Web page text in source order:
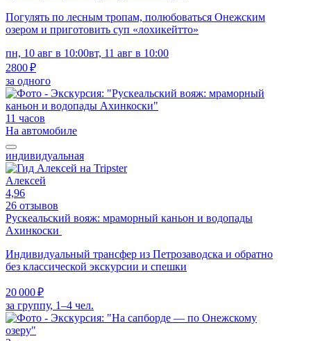
Погулять по лесным тропам, полюбоваться Онежским
озером и приготовить суп «лохикейтто»
пн, 10 авг в 10:00вт, 11 авг в 10:00
2800 ₽
за одного
11 часов
На автомобиле
индивидуальная
Алексей
4,96
26 отзывов
Рускеальский вояж: мраморный каньон и водопады
Ахинкоски
Индивидуальный трансфер из Петрозаводска и обратно
без классической экскурсии и спешки
20 000 ₽
за группу, 1–4 чел.